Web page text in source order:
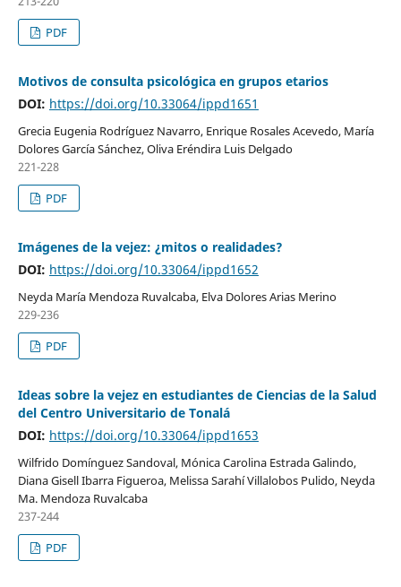
PDF
Motivos de consulta psicológica en grupos etarios
DOI: https://doi.org/10.33064/ippd1651
Grecia Eugenia Rodríguez Navarro, Enrique Rosales Acevedo, María
Dolores García Sánchez, Oliva Eréndira Luis Delgado
221-228
PDF
Imágenes de la vejez: ¿mitos o realidades?
DOI: https://doi.org/10.33064/ippd1652
Neyda María Mendoza Ruvalcaba, Elva Dolores Arias Merino
229-236
PDF
Ideas sobre la vejez en estudiantes de Ciencias de la Salud
del Centro Universitario de Tonalá
DOI: https://doi.org/10.33064/ippd1653
Wilfrido Domínguez Sandoval, Mónica Carolina Estrada Galindo,
Diana Gisell Ibarra Figueroa, Melissa Sarahí Villalobos Pulido, Neyda
Ma. Mendoza Ruvalcaba
237-244
PDF